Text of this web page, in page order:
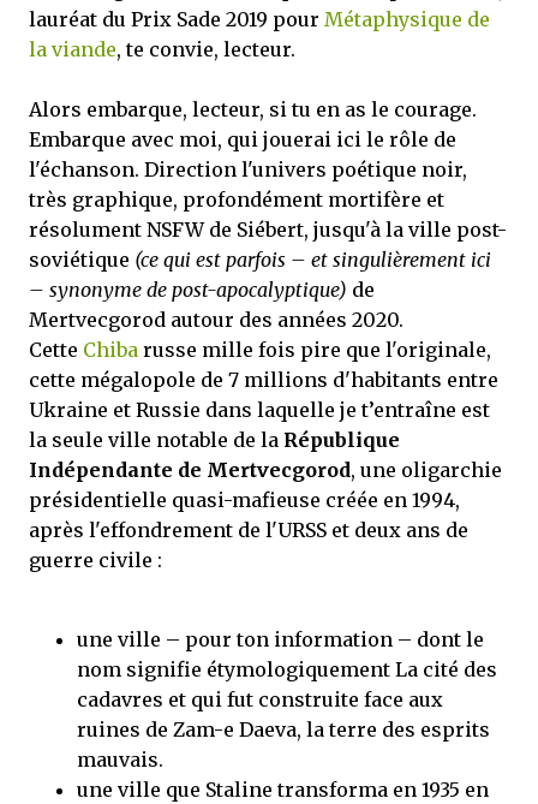
lauréat du Prix Sade 2019 pour Métaphysique de
la viande, te convie, lecteur.
Alors embarque, lecteur, si tu en as le courage.
Embarque avec moi, qui jouerai ici le rôle de
l'échanson. Direction l'univers poétique noir,
très graphique, profondément mortifère et
résolument NSFW de Siébert, jusqu'à la ville post-
soviétique (ce qui est parfois – et singulièrement ici
– synonyme de post-apocalyptique) de
Mertvecgorod autour des années 2020.
Cette Chiba russe mille fois pire que l'originale,
cette mégalopole de 7 millions d'habitants entre
Ukraine et Russie dans laquelle je t’entraîne est
la seule ville notable de la République
Indépendante de Mertvecgorod, une oligarchie
présidentielle quasi-mafieuse créée en 1994,
après l'effondrement de l'URSS et deux ans de
guerre civile :
une ville – pour ton information – dont le
nom signifie étymologiquement La cité des
cadavres et qui fut construite face aux
ruines de Zam-e Daeva, la terre des esprits
mauvais.
une ville que Staline transforma en 1935 en